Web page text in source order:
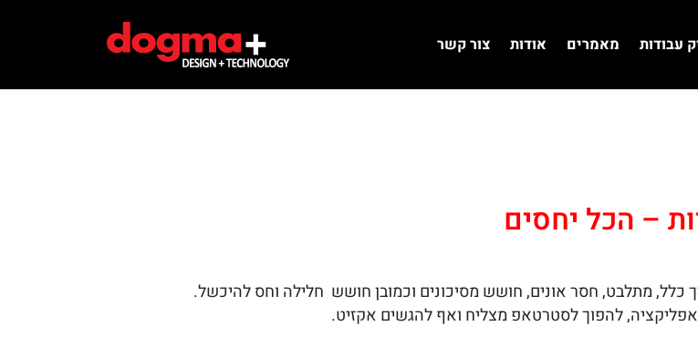
עבודות מאמרים אודות צור קשר
– הכל יחסים
כלל, מתלבט, חסר אונים, חושש מסיכונים וכמובן חושש חלילה וחס להיכשל.
להפוך לסטרטאפ מצליח ואף להגשים אקזיט.